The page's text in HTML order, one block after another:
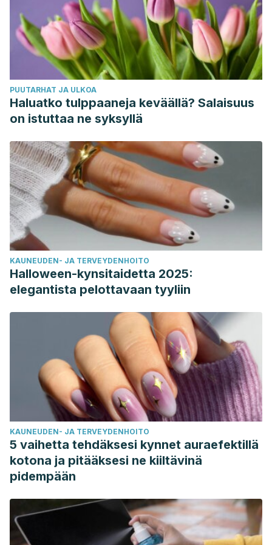
Juul, F., Deierlein, A., Vaidean, G., Quatromoni, P. A., &
Parekh, N. (2022). Ultra-processed Foods and
Cardiometabolic Health Outcomes: from Evidence to
Practice. Current Atherosclerosis Reports, 24(11), 849-860.
https://pubmed.ncbi.nlm.nih.gov/36070170/
Malik, V. S., & Hu, F. B. (2022). The role of sugar-
sweetened beverages in the global epidemics of obesity
and chronic diseases.
Nature Reviews Endocrinology
18(4), 205-218.
https://www.ncbi.nlm.nih.gov/pmc/articles/PMC8778490/
Muñoz-Cabrejas, A., Guallar-Castillón, P., Laclaustra, M.,
Sandoval-Insausti, H., & Moreno-Franco, B. (2023).
Association between Sugar-Sweetened Beverage
Consumption and the Risk of the Metabolic Syndrome: A
Systematic Review and Meta-Analysis.Nutrients
430. https://pubmed.ncbi.nlm.nih.gov/36678301/
Naruszewicz, M., Zapolska-Downar, D., Kośmider, A.,
Nowicka, G., Kozłowska-Wojciechowska, M., Vikström, A., &
Törnqvist, M. (2009). Chronic intake of potato chips in
humans increases the production of reactive oxygen
radicals by leukocytes and increases plasma C-reactive
protein: a pilot study.
The American Journal of Clinical
Nutrition
, 89(3), 773-777.
https://pubmed.ncbi.nlm.nih.gov/19158207/
Paglia L. (2019). The sweet danger of added sugars.
European journal of paediatric dentistry
https://pubmed.ncbi.nlm.nih.gov/31246081/
Park, J. T., & Kim, J. (2016). Monitoring of Used Frying Oils
and Frying Times for Frying Chicken Nuggets Using
Peroxide Value and Acid Value.Korean Journal for Food
Science of Animal Resources, 36(5), 612-616.
https://www.ncbi.nlm.nih.gov/pmc/articles/PMC5112423/
PUUTARHAT JA ULKOA
Haluatko tulppaaneja keväällä? Salaisuus
on istuttaa ne syksyllä
KAUNEUDEN- JA TERVEYDENHOITO
Halloween-kynsitaidetta 2025:
elegantista pelottavaan tyyliin
KAUNEUDEN- JA TERVEYDENHOITO
5 vaihetta tehdäksesi kynnet auraefektillä
kotona ja pitääksesi ne kiiltävinä
pidempään